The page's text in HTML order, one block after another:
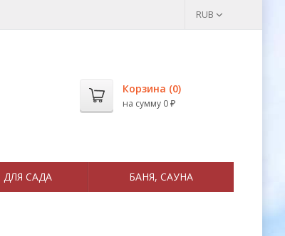
RUB
Корзина (0)
на сумму 0 ₽
ДЛЯ САДА БАНЯ, САУНА